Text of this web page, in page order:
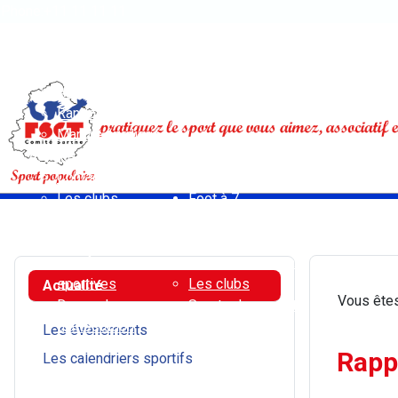
Athlétisme - Courses sur route - Cross-trail
Randonnée
Marche nordique
Activités vélo
Contact
Les clubs
manifestations
sportives
Demande
d'attestation
Règlements
Foot à 7
Sports de combat
Les clubs
Sports de raquette
Multisports
Actualité
Les évènements
Les calendriers sportifs
Vous